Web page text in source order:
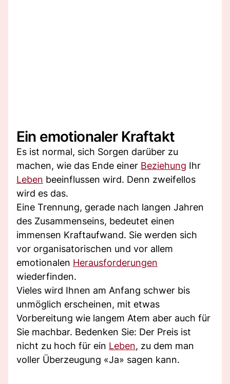
Ein emotionaler Kraftakt
Es ist normal, sich Sorgen darüber zu
machen, wie das Ende einer Beziehung Ihr
Leben beeinflussen wird. Denn zweifellos
wird es das.
Eine Trennung, gerade nach langen Jahren
des Zusammenseins, bedeutet einen
immensen Kraftaufwand. Sie werden sich
vor organisatorischen und vor allem
emotionalen Herausforderungen
wiederfinden.
Vieles wird Ihnen am Anfang schwer bis
unmöglich erscheinen, mit etwas
Vorbereitung wie langem Atem aber auch für
Sie machbar. Bedenken Sie: Der Preis ist
nicht zu hoch für ein Leben, zu dem man
voller Überzeugung «Ja» sagen kann.